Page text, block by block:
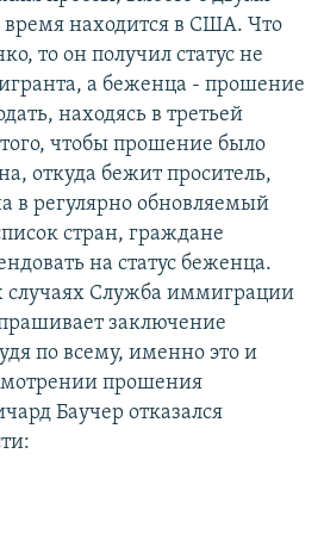
время находится в США. Что
то он получил статус не
а беженца - прошение
находясь в третьей
чтобы прошение было
откуда бежит проситель,
в регулярно обновляемый
стран, граждане
на статус беженца.
Служба иммиграции
заключение
по всему, именно это и
прошения
Баучер отказался